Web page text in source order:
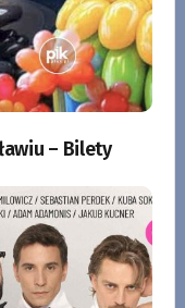
– Bilety